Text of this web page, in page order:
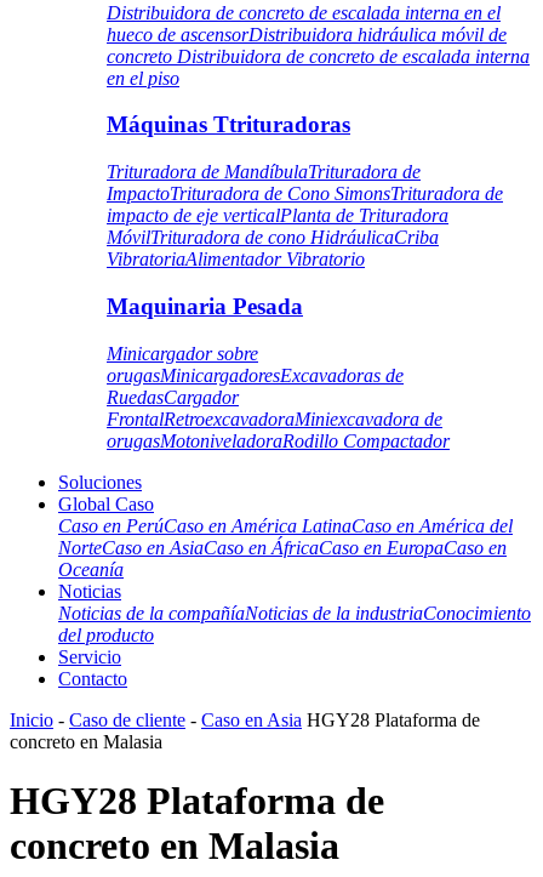
Distribuidora de concreto de escalada interna en el
hueco de ascensorDistribuidora hidráulica móvil de
concreto Distribuidora de concreto de escalada interna
en el piso
Máquinas Ttrituradoras
Trituradora de MandíbulaTrituradora de
ImpactoTrituradora de Cono SimonsTrituradora de
impacto de eje verticalPlanta de Trituradora
MóvilTrituradora de cono HidráulicaCriba
VibratoriaAlimentador Vibratorio
Maquinaria Pesada
Minicargador sobre
orugasMinicargadoresExcavadoras de
RuedasCargador
FrontalRetroexcavadoraMiniexcavadora de
orugasMotoniveladoraRodillo Compactador
Soluciones
Global Caso
Caso en PerúCaso en América LatinaCaso en América del
NorteCaso en AsiaCaso en ÁfricaCaso en EuropaCaso en
Oceanía
Noticias
Noticias de la compañíaNoticias de la industriaConocimiento
del producto
Servicio
Contacto
Inicio - Caso de cliente - Caso en Asia HGY28 Plataforma de
concreto en Malasia
HGY28 Plataforma de
concreto en Malasia